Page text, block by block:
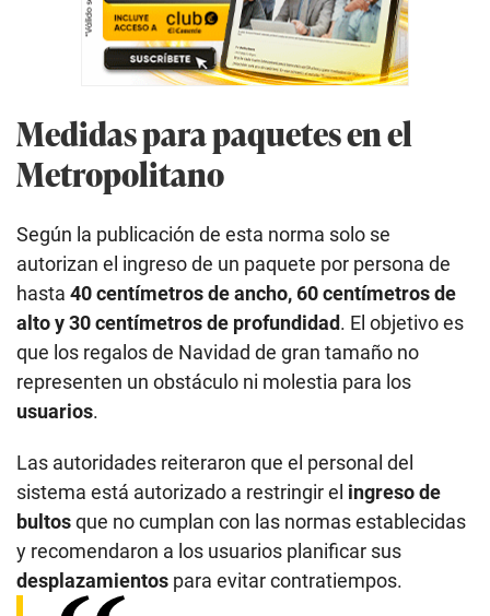
Medidas para paquetes en el
Metropolitano
Según la publicación de esta norma solo se
autorizan el ingreso de un paquete por persona de
hasta 40 centímetros de ancho, 60 centímetros de
alto y 30 centímetros de profundidad. El objetivo es
que los regalos de Navidad de gran tamaño no
representen un obstáculo ni molestia para los
usuarios.
Las autoridades reiteraron que el personal del
sistema está autorizado a restringir el ingreso de
bultosque no cumplan con las normas establecidas
y recomendaron a los usuarios planificar sus
desplazamientos para evitar contratiempos.